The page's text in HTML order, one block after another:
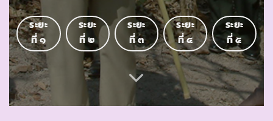
ระยะ
ที่ ๑
ระยะ
ที่ ๒
ระยะ
ที่ ๓
ระยะ
ที่ ๔
ระยะ
ที่ ๕